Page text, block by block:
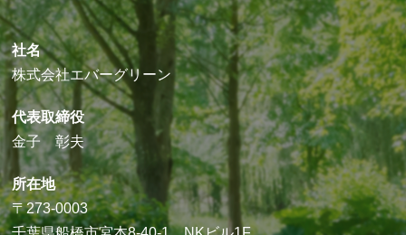
社名
株式会社エバーグリーン
代表取締役
金子 彰夫
所在地
〒273-0003